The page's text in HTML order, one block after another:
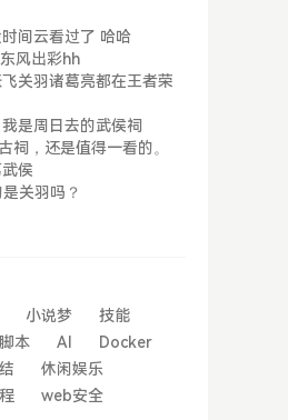
网友小宋: 前段时间云看过了 哈哈
风出彩hh
关羽诸葛亮都在王者荣
是周日去的武侯祠
祠，还是值得一看的。
侯
关羽吗？
小说梦
技能
脚本 AI
Docker
休闲娱乐
web安全